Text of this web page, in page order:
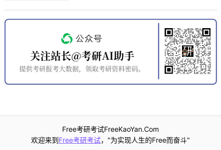
Free考研考试FreeKaoYan.Com
欢迎来到Free考研考试，"为实现人生的Free而奋斗"